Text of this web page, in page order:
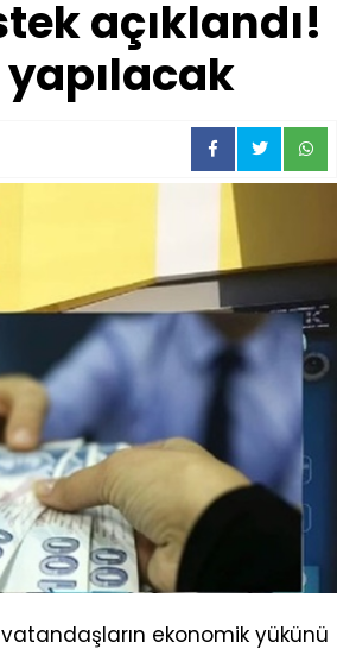
açıklandı!
yapılacak
ekonomik yükünü